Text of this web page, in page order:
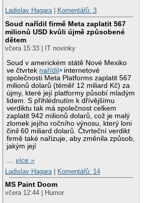
Ladislav Hagara| Komentářů: 3
Soud nařídil firmě Meta zaplatit 567
milionů USD kvůli újmě způsobené
dětem
včera 15:33 | IT novinky
Soud v americkém státě Nové Mexiko
ve čtvrtek nařídil
internetové
společnosti Meta Platforms zaplatit 567
milionů dolarů (téměř 12 miliard Kč) za
újmy, které její platformy působí mladým
lidem. S přihlédnutím k dřívějšímu
verdiktu tak má společnost celkem
zaplatit 942 milionů dolarů, což je malý
zlomek jejího ročního výnosu, který loni
činil 60 miliard dolarů. Čtvrteční verdikt
firmě také nařizuje, aby změnila způsob,
jakým její
…více »
Ladislav Hagara
Komentářů: 14
MS Paint Doom
včera 12:44 | Humor